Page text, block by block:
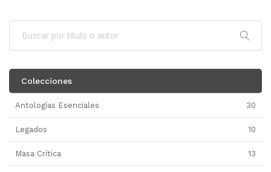
Colecciones
Antologías Esenciales 30
Legados 10
Masa Crítica 13